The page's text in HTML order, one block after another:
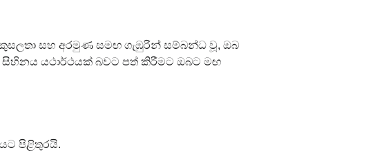
කුසලතා සහ අරමුණ සමඟ ගැඹුරින් සම්බන්ධ වූ, ඔබ
සිහිනය යථාර්ථයක් බවට පත් කිරීමට ඔබට මඟ
පිළිතුරයි.